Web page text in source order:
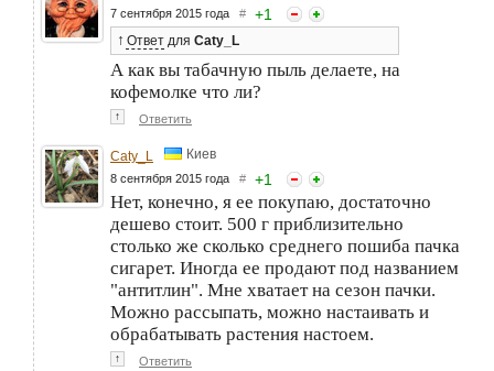
7 сентября 2015 года # +1
↑ Ответ для Caty_L
А как вы табачную пыль делаете, на
кофемолке что ли?
↑ Ответить
Caty_L Киев
8 сентября 2015 года # +1
Нет, конечно, я ее покупаю, достаточно
дешево стоит. 500 г приблизительно
столько же сколько среднего пошиба пачка
сигарет. Иногда ее продают под названием
"антитлин". Мне хватает на сезон пачки.
Можно рассыпать, можно настаивать и
обрабатывать растения настоем.
↑ Ответить